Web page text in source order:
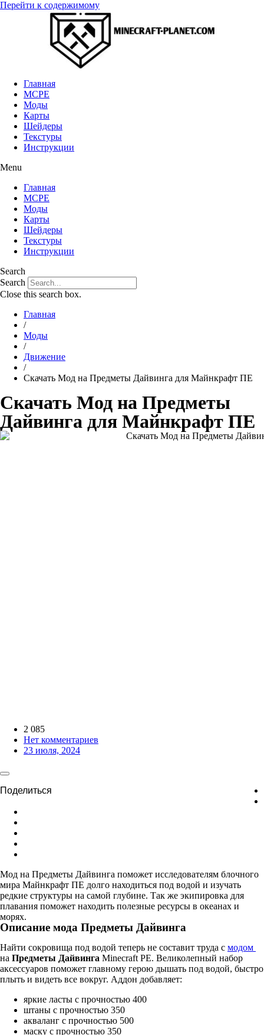
Перейти к содержимому
Главная
MCPE
Моды
Карты
Шейдеры
Текстуры
Инструкции
Menu
Главная
MCPE
Моды
Карты
Шейдеры
Текстуры
Инструкции
Search
Search
Close this search box.
Главная
/
Моды
/
Движение
/
Скачать Мод на Предметы Дайвинга для Майнкрафт ПЕ
Скачать Мод на Предметы
Дайвинга для Майнкрафт ПЕ
2 085
Нет комментариев
23 июля, 2024
Мод на Предметы Дайвинга поможет исследователям блочного
мира Майнкрафт ПЕ долго находиться под водой и изучать
редкие структуры на самой глубине. Так же экипировка для
плавания поможет находить полезные ресурсы в океанах и
морях.
Описание мода Предметы Дайвинга
Найти сокровища под водой теперь не составит труда с модом
на Предметы Дайвинга Minecraft PE. Великолепный набор
аксессуаров поможет главному герою дышать под водой, быстро
плыть и видеть все вокруг. Аддон добавляет:
яркие ласты с прочностью 400
штаны с прочностью 350
акваланг с прочностью 500
маску с прочностью 350